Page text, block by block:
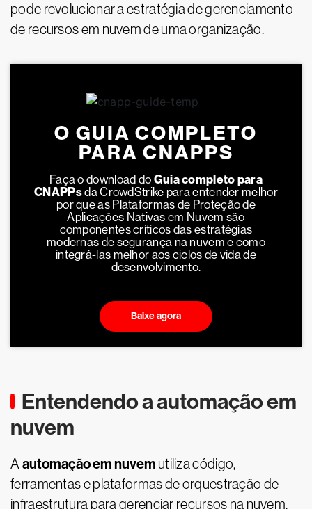
pode revolucionar a estratégia de gerenciamento
de recursos em nuvem de uma organização.
O GUIA COMPLETO
PARA CNAPPS
Faça o download do Guia completo para
CNAPPsda CrowdStrike para entender melhor
por que as Plataformas de Proteção de
Aplicações Nativas em Nuvem são
componentes críticos das estratégias
modernas de segurança na nuvem e como
integrá-las melhor aos ciclos de vida de
desenvolvimento.
Baixe agora
Entendendo a automação em
nuvem
A automação em nuvem utiliza código,
ferramentas e plataformas de orquestração de
infraestrutura para gerenciar recursos na nuvem.